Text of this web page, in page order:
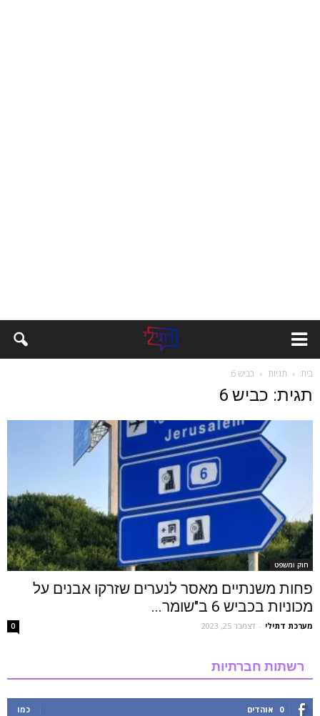
בית תגיות כביש 6
תגית: כביש 6
חוק ומשפט
פחות משנתיים מאסר לנערים שזרקו אבנים על
מכוניות בכביש 6 ב"שומר...
מערכת דתילי - דצמבר 25, 2023 0
רשתות חברתיות
0 אוהדים כמו